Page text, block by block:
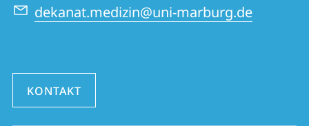
dekanat.medizin@uni-marburg.de
KONTAKT